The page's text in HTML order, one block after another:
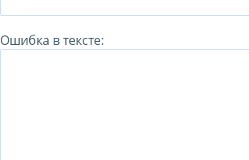
Ошибка в тексте: